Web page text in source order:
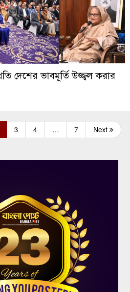
দেশের ভাবমূর্তি উজ্জ্বল করার
3 4 … 7 Next